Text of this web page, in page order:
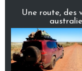
Une route, des